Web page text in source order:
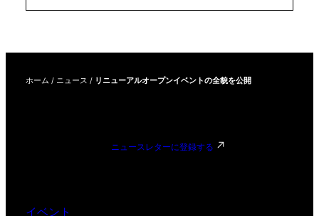
ホーム / ニュース / リニューアルオープンイベントの全貌を公開
ニュースレターに登録する
イベント